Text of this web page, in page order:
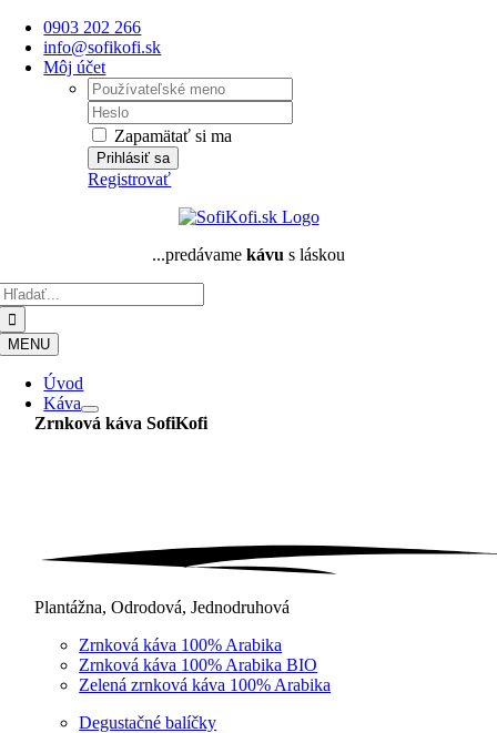
Skip
content
0903 202 266
info@sofikofi.sk
Môj účet
Username:
Password:
Zapamätať si ma
Registrovať
...predávame kávu s láskou
MENU
Úvod
Káva
Zrnková káva SofiKofi
Plantážna, Odrodová, Jednodruhová
Zrnková káva 100% Arabika
Zrnková káva 100% Arabika BIO
Zelená zrnková káva 100% Arabika
Degustačné balíčky